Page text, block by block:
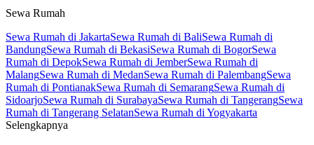
Sewa Rumah
Sewa Rumah di JakartaSewa Rumah di BaliSewa Rumah di
BandungSewa Rumah di BekasiSewa Rumah di BogorSewa
Rumah di DepokSewa Rumah di JemberSewa Rumah di
MalangSewa Rumah di MedanSewa Rumah di PalembangSewa
Rumah di PontianakSewa Rumah di SemarangSewa Rumah di
SidoarjoSewa Rumah di SurabayaSewa Rumah di TangerangSewa
Rumah di Tangerang SelatanSewa Rumah di Yogyakarta
Selengkapnya